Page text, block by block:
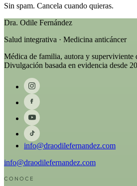
Sin spam. Cancela cuando quieras.
Dra. Odile Fernández
Salud integrativa · Medicina anticáncer
Médica de familia, autora y superviviente
Divulgación basada en evidencia desde
info@draodilefernandez.com
info@draodilefernandez.com
CONOCE